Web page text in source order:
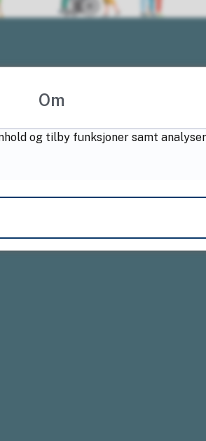
Om
og tilby funksjoner samt